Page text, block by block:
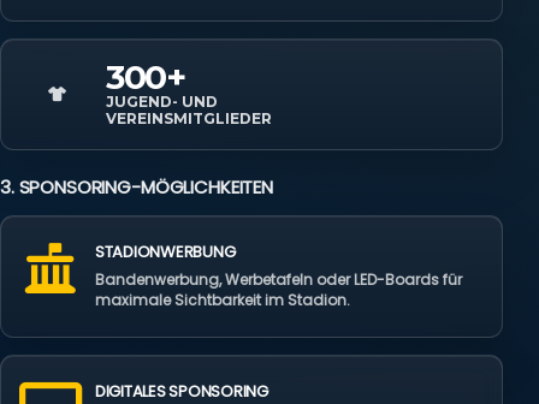
300+
JUGEND- UND
VEREINSMITGLIEDER
3. SPONSORING-MÖGLICHKEITEN
STADIONWERBUNG
Bandenwerbung, Werbetafeln oder LED-Boards für
maximale Sichtbarkeit im Stadion.
DIGITALES SPONSORING